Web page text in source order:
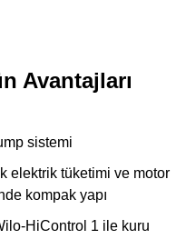
Avantajları
sistemi
elektrik tüketimi ve motor
kompak yapı
HiControl 1 ile kuru